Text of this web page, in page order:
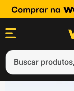
Buscar produtos,